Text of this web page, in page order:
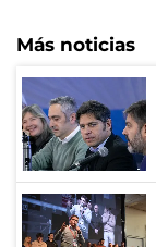
Más noticias